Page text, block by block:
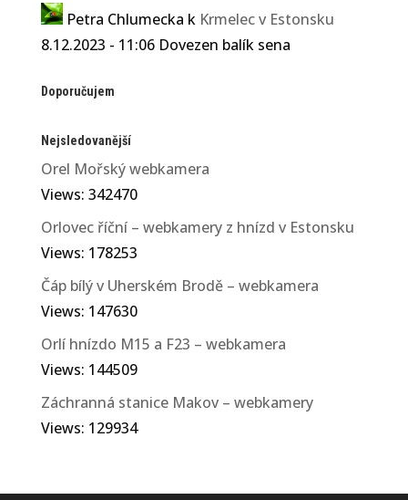
Petra Chlumecka k Krmelec v Estonsku
8.12.2023 - 11:06 Dovezen balík sena
Doporučujem
Nejsledovanější
Orel Mořský webkamera
Views: 342470
Orlovec říční – webkamery z hnízd v Estonsku
Views: 178253
Čáp bílý v Uherském Brodě – webkamera
Views: 147630
Orlí hnízdo M15 a F23 – webkamera
Views: 144509
Záchranná stanice Makov – webkamery
Views: 129934